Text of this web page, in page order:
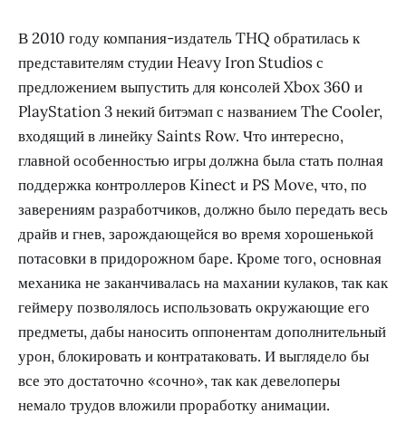
В 2010 году компания-издатель THQ обратилась к
представителям студии Heavy Iron Studios с
предложением выпустить для консолей Xbox 360 и
PlayStation 3 некий битэмап с названием The Cooler,
входящий в линейку Saints Row. Что интересно,
главной особенностью игры должна была стать полная
поддержка контроллеров Kinect и PS Move, что, по
заверениям разработчиков, должно было передать весь
драйв и гнев, зарождающейся во время хорошенькой
потасовки в придорожном баре. Кроме того, основная
механика не заканчивалась на махании кулаков, так как
геймеру позволялось использовать окружающие его
предметы, дабы наносить оппонентам дополнительный
урон, блокировать и контратаковать. И выглядело бы
все это достаточно «сочно», так как девелоперы
немало трудов вложили проработку анимации.